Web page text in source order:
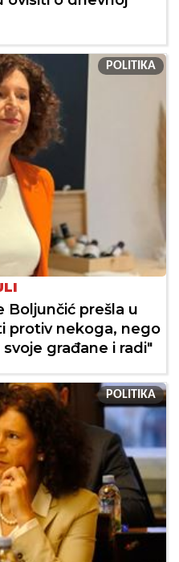
POLITIKA
Boljunčić prešla u
protiv nekoga, nego
građane i radi"
POLITIKA